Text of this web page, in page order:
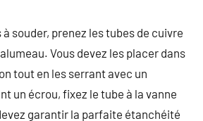
souder, prenez les tubes de cuivre
Vous devez les placer dans
tout en les serrant avec un
un écrou, fixez le tube à la vanne
devez garantir la parfaite étanchéité